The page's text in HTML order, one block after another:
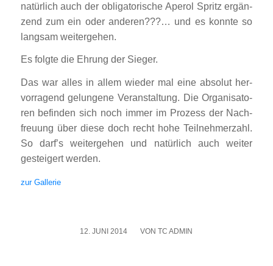
natür­lich auch der obli­ga­to­ri­sche Ape­rol Spritz ergän­
zend zum ein oder ande­ren???… und es konn­te so
lang­sam wei­ter­ge­hen.
Es folg­te die Ehrung der Sie­ger.
Das war alles in allem wie­der mal eine abso­lut her­
vor­ra­gend gelun­ge­ne Ver­an­stal­tung. Die Orga­ni­sa­to­
ren befin­den sich noch immer im Pro­zess der Nach­
freu­ung über die­se doch recht hohe Teil­neh­mer­zahl.
So darf’s wei­ter­ge­hen und natür­lich auch wei­ter
gestei­gert wer­den.
zur Gal­le­rie
12. JUNI 2014
/ VONTC ADMIN